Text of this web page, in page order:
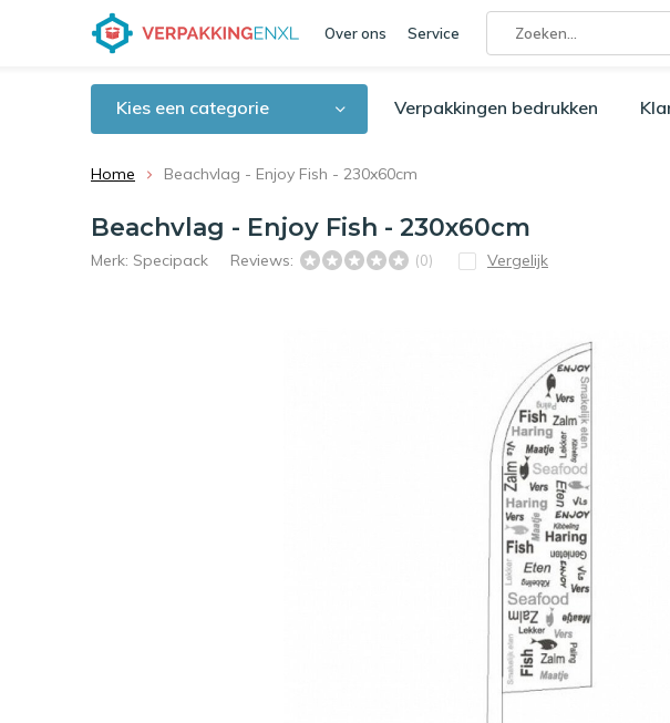
Over ons Service
Kies een categorie Verpakkingen bedrukken
Home Beachvlag - Enjoy Fish - 230x60cm
Beachvlag - Enjoy Fish - 230x60cm
Merk: Specipack Reviews: (0) Vergelijk